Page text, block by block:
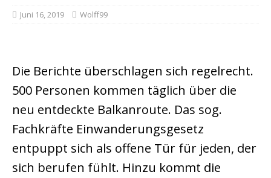
Juni 16, 2019 Wolff99
Die Berichte überschlagen sich regelrecht.
500 Personen kommen täglich über die
neu entdeckte Balkanroute. Das sog.
Fachkräfte Einwanderungsgesetz
entpuppt sich als offene Tür für jeden, der
sich berufen fühlt. Hinzu kommt die